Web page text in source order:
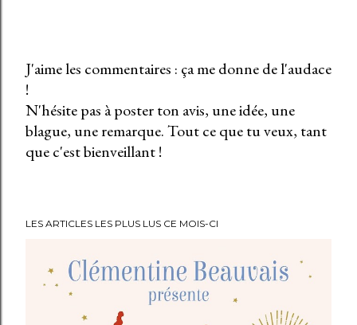
E
n
r
e
J'aime les commentaires : ça me donne de l'audace
!
N'hésite pas à poster ton avis, une idée, une
blague, une remarque. Tout ce que tu veux, tant
que c'est bienveillant !
LES ARTICLES LES PLUS LUS CE MOIS-CI